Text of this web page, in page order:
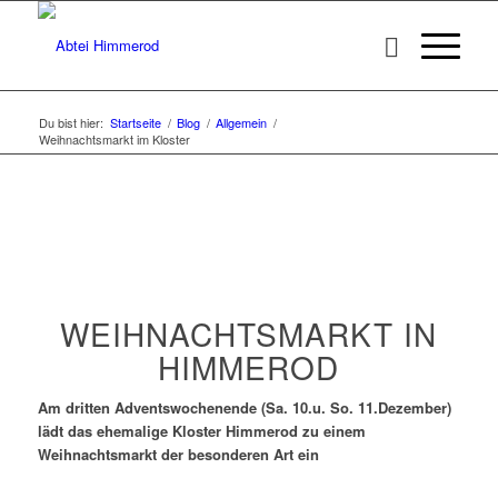
Du bist hier: Startseite / Blog / Allgemein /
Weihnachtsmarkt im Kloster
WEIHNACHTSMARKT IN
HIMMEROD
Am dritten Adventswochenende (Sa. 10.u. So. 11.Dezember)
lädt das ehemalige Kloster Himmerod zu einem
Weihnachtsmarkt der besonderen Art ein